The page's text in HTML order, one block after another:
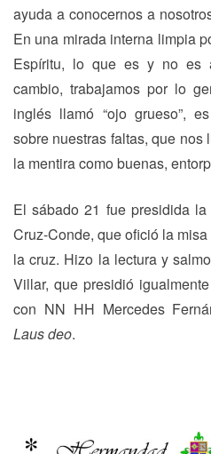
ayuda a conocernos a
En una mirada interna limpia
Espíritu, lo que es y no es
cambio, trabajamos por lo
inglés llamó “ojo grueso”,
sobre nuestras faltas, que
la mentira como buenas,
El sábado 21 fue presidida
Cruz-Conde, que ofició la
la cruz. Hizo la lectura y
Villar, que presidió
con NN HH Mercedes
Laus deo.
de